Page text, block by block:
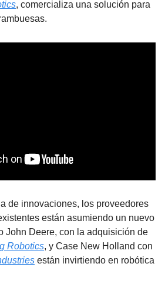
, comercializa una solución para
de innovaciones, los proveedores
están asumiendo un nuevo
Robotics, y Case New Holland con
están invirtiendo en robótica